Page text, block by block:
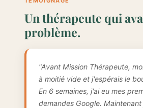
Un thérapeute qui
problème.
"Avant Mission Thérapeute,
à moitié vide et j'espérais le
En 6 semaines, j'ai eu mes
demandes Google.